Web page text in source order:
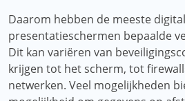
Daarom hebben de meeste
presentatieschermen bepaalde
Dit kan variëren van
krijgen tot het scherm, tot
netwerken. Veel mogelijkheden